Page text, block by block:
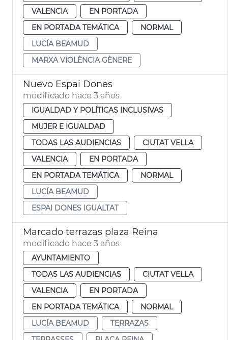
VALENCIA
EN PORTADA
EN PORTADA TEMÁTICA
NORMAL
LUCÍA BEAMUD
MARXA VIOLÈNCIA GÈNERE
Nuevo Espai Dones
modificado hace 3 años
IGUALDAD Y POLÍTICAS INCLUSIVAS
MUJER E IGUALDAD
TODAS LAS AUDIENCIAS
CIUTAT VELLA
VALENCIA
EN PORTADA
EN PORTADA TEMÁTICA
NORMAL
LUCÍA BEAMUD
ESPAI DONES IGUALTAT
Marcado terrazas plaza Reina
modificado hace 3 años
AYUNTAMIENTO
TODAS LAS AUDIENCIAS
CIUTAT VELLA
VALENCIA
EN PORTADA
EN PORTADA TEMÁTICA
NORMAL
LUCÍA BEAMUD
TERRAZAS